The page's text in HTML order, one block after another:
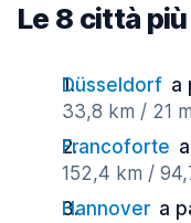
Le 8 città
Düsseldorf a
33,8 km / 21
Francoforte
152,4 km /
Hannover a